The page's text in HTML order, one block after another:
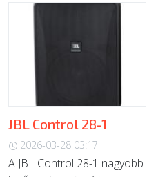
JBL Control 28-1
2026-03-28 03:17
A JBL Control 28-1 nagyobb